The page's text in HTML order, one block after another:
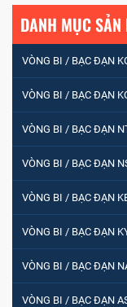
DANH MỤC
VÒNG BI / BẠC ĐẠN
VÒNG BI / BẠC ĐẠN
VÒNG BI / BẠC ĐẠN
VÒNG BI / BẠC ĐẠN
VÒNG BI / BẠC ĐẠN
VÒNG BI / BẠC ĐẠN
VÒNG BI / BẠC ĐẠN
VÒNG BI / BẠC ĐẠN